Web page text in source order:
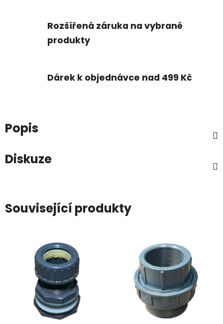
Rozšířená záruka na vybrané
produkty
Dárek k objednávce nad 499 Kč
Popis
Diskuze
Související produkty